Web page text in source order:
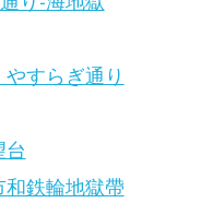
すらぎ通り
鉄輪地獄帶